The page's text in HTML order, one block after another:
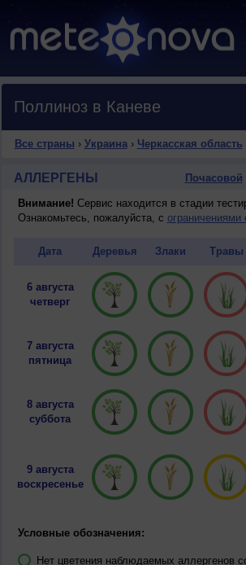
Поллиноз в Каневе
Все страны › Украина› Черкасская область
АЛЛЕРГЕНЫ Почасовой
Внимание! Сервис находится в стадии
Ознакомьтесь, пожалуйста, с ограничениями
Дата Деревья Злаки Травы
6 августа
четверг
7 августа
пятница
8 августа
суббота
9 августа
воскресенье
Условные обозначения:
Нет цветения наблюдаемых аллергенов